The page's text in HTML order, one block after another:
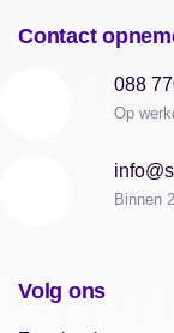
Contact
088
Op
Binnen
Volg ons